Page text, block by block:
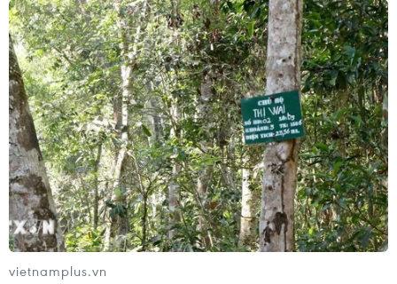
vietnamplus.vn